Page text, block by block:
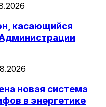
касающийся
новая система
в энергетике